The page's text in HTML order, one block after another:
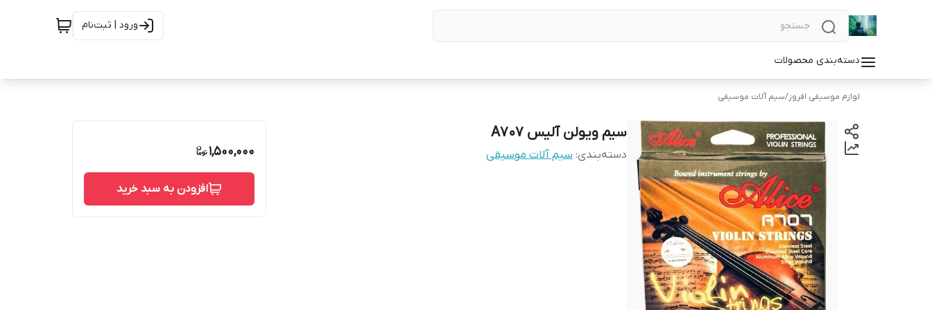
ورود | ثبت‌نام
دسته‌بندی محصولات
لوازم موسیقی افروز/سیم آلات موسیقی
سیم ویولن آلیس A707
دسته‌بندی: سیم آلات موسیقی 1,500,000
افزودن به سبد خرید